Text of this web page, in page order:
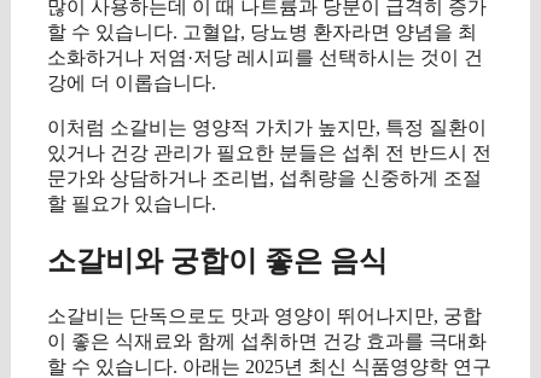
많이 사용하는데 이 때 나트륨과 당분이 급격히 증가
할 수 있습니다. 고혈압, 당뇨병 환자라면 양념을 최
소화하거나 저염·저당 레시피를 선택하시는 것이 건
강에 더 이롭습니다.
이처럼 소갈비는 영양적 가치가 높지만, 특정 질환이
있거나 건강 관리가 필요한 분들은 섭취 전 반드시 전
문가와 상담하거나 조리법, 섭취량을 신중하게 조절
할 필요가 있습니다.
소갈비와 궁합이 좋은 음식
소갈비는 단독으로도 맛과 영양이 뛰어나지만, 궁합
이 좋은 식재료와 함께 섭취하면 건강 효과를 극대화
할 수 있습니다. 아래는 2025년 최신 식품영양학 연구